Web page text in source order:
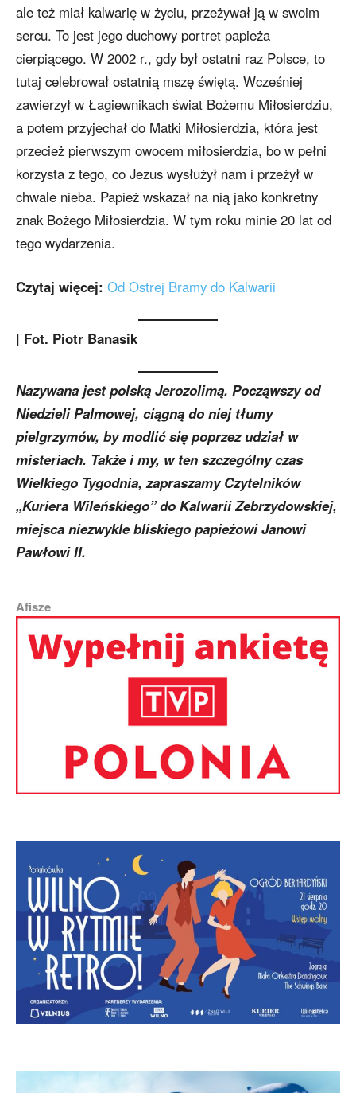
ale też miał kalwarię w życiu, przeżywał ją w swoim
sercu. To jest jego duchowy portret papieża
cierpiącego. W 2002 r., gdy był ostatni raz Polsce, to
tutaj celebrował ostatnią mszę świętą. Wcześniej
zawierzył w Łagiewnikach świat Bożemu Miłosierdziu,
a potem przyjechał do Matki Miłosierdzia, która jest
przecież pierwszym owocem miłosierdzia, bo w pełni
korzysta z tego, co Jezus wysłużył nam i przeżył w
chwale nieba. Papież wskazał na nią jako konkretny
znak Bożego Miłosierdzia. W tym roku minie 20 lat od
tego wydarzenia.
Czytaj więcej: Od Ostrej Bramy do Kalwarii
| Fot. Piotr Banasik
Nazywana jest polską Jerozolimą. Począwszy od
Niedzieli Palmowej, ciągną do niej tłumy
pielgrzymów, by modlić się poprzez udział w
misteriach. Także i my, w ten szczególny czas
Wielkiego Tygodnia, zapraszamy Czytelników
„Kuriera Wileńskiego” do Kalwarii Zebrzydowskiej,
miejsca niezwykle bliskiego papieżowi Janowi
Pawłowi II.
Afisze